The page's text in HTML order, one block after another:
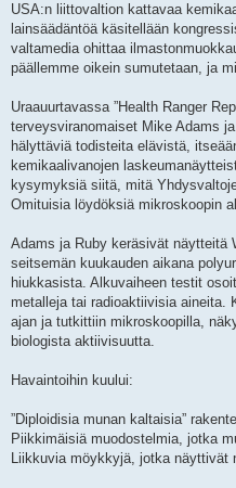
USA:n liittovaltion kattavaa
lainsäädäntöä käsitellään
valtamedia ohittaa
päällemme oikein sumutetaan, ja
Uraauurtavassa ”Health Ranger
terveysviranomaiset Mike Adams
hälyttäviä todisteita elävistä,
kemikaalivanojen
kysymyksiä siitä, mitä
Omituisia löydöksiä mikroskoopin
Adams ja Ruby keräsivät näytteitä
seitsemän kuukauden aikana
hiukkasista. Alkuvaiheen testit
metalleja tai radioaktiivisia aineita.
ajan ja tutkittiin mikroskoopilla,
biologista aktiivisuutta.
Havaintoihin kuului:
”Diploidisia munan kaltaisia”
Piikkimäisiä muodostelmia, jotka
Liikkuvia möykkyjä, jotka näyttivät